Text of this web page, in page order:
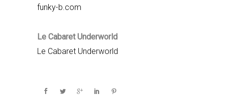
funky-b.com
Le Cabaret Underworld
Le Cabaret Underworld